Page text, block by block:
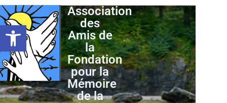
Ouvrir la barre d’outils
Association
des
Amis de
la
Fondation
pour la
Mémoire
de la